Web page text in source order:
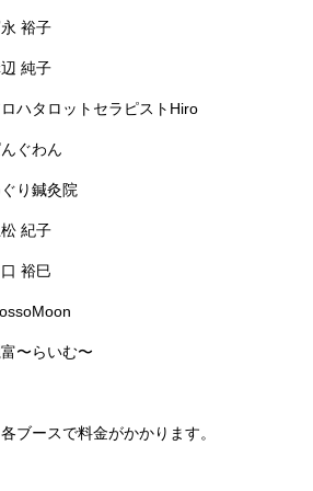
裕子
純子
ハタロットセラピストHiro
ぐわん
り鍼灸院
紀子
裕巳
〜らいむ〜
各ブースで料金がかかります。